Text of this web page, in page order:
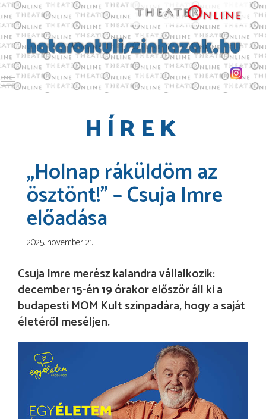
Toggle main menu visibility
HÍREK
„Holnap ráküldöm az
ösztönt!” – Csuja Imre
előadása
2025. november 21.
Csuja Imre merész kalandra vállalkozik:
december 15-én 19 órakor először áll ki a
budapesti MOM Kult színpadára, hogy a saját
életéről meséljen.